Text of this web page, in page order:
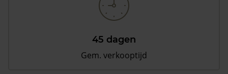
45 dagen
Gem. verkooptijd